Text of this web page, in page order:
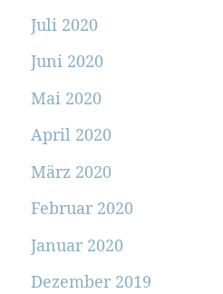
Juli 2020
Juni 2020
Mai 2020
April 2020
März 2020
Februar 2020
Januar 2020
Dezember 2019